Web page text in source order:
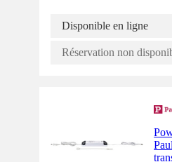
Disponible en ligne
Réservation non